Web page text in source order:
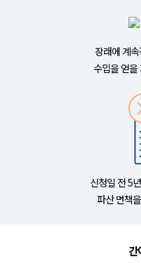
장래에 계
수입을 얻을
신청일 전 5
파산 면책
간